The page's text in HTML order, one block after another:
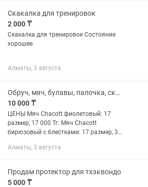
Скакалка для тренировок
2 000 ₸
Скакалка для тренировок Состояние
хорошее
Алматы, 3 августа
Обруч, мяч, булавы, палочка, скакалка для художественной гимнастики
10 000 ₸
ЦЕНЫ Мяч Chacott фиолетовый: 17
размер, 17 000 Тг. Мяч Chacott
бирюзовый с блестками: 17 размер, 30
тг. Такая же одна булава: 10 000 тг.
Алматы, 3 августа
Продам протектор для тхэквондо
5 000 ₸